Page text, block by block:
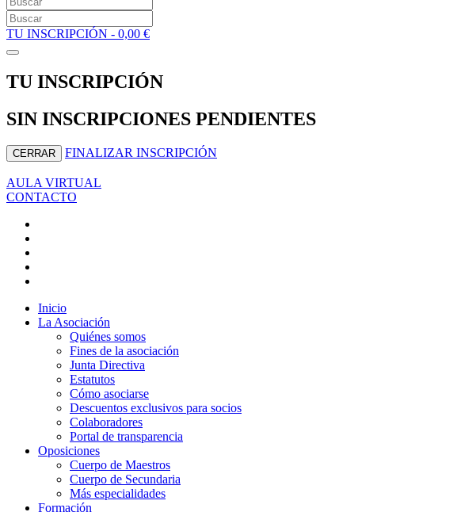
TU INSCRIPCIÓN - 0,00 €
TU INSCRIPCIÓN
SIN INSCRIPCIONES PENDIENTES
CERRAR FINALIZAR INSCRIPCIÓN
AULA VIRTUAL
CONTACTO
Inicio
La Asociación
Quiénes somos
Fines de la asociación
Junta Directiva
Estatutos
Cómo asociarse
Descuentos exclusivos para socios
Colaboradores
Portal de transparencia
Oposiciones
Cuerpo de Maestros
Cuerpo de Secundaria
Más especialidades
Formación